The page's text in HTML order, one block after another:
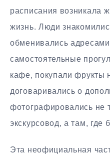
расписания возникала
жизнь. Люди
обменивались
самостоятельные
кафе, покупали фрукты
договаривались о
фотографировались не
экскурсовод, а там, где
Эта неофициальная